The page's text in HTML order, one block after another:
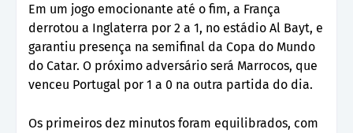
Em um jogo emocionante até o fim, a França
derrotou a Inglaterra por 2 a 1, no estádio Al Bayt, e
garantiu presença na semifinal da Copa do Mundo
do Catar. O próximo adversário será Marrocos, que
venceu Portugal por 1 a 0 na outra partida do dia.
Os primeiros dez minutos foram equilibrados, com